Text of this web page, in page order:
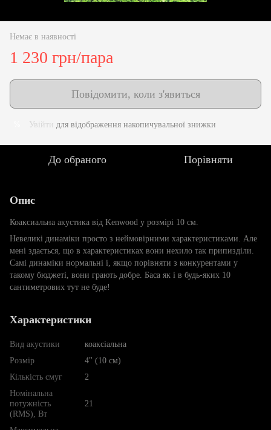
Немає в наявності
1 230 грн/пара
Повідомити, коли з'явиться
Увійти для відображення накопичувальної знижки
До обраного Порівняти
Опис
Коаксиальна акустика від Kenwood у розмірі 10 см.
Невеликі динаміки просто з неймовірними характеристиками. Але
мені здається, що в характеристиках вони нехило так припизділи.
Самі динаміки нормальні і, якщо порівняти з конкурентами у
такому бюджеті, вони грають добре. Баса як і в будь-яких 10
сантиметрових тут не буде!
Характеристики
Вид акустики
коаксіальна
Розмір
4" (10 см)
Кількість смуг
2
Номінальна
потужність
(RMS), Вт
21